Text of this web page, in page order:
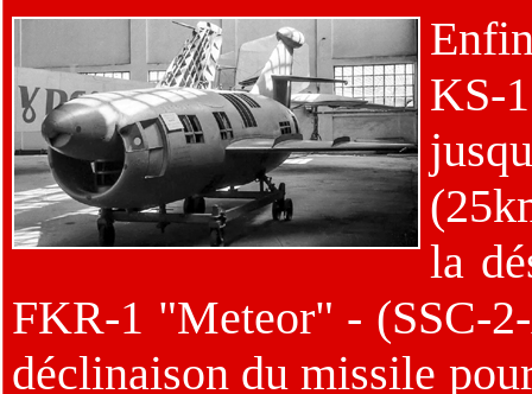
KS-
la
FKR-1 "Meteor" - (SSC-
déclinaison du missile